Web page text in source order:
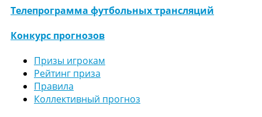
Телепрограмма футбольных трансляций
Конкурс прогнозов
Призы игрокам
Рейтинг приза
Правила
Коллективный прогноз